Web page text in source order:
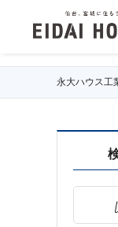
永大ハウス工